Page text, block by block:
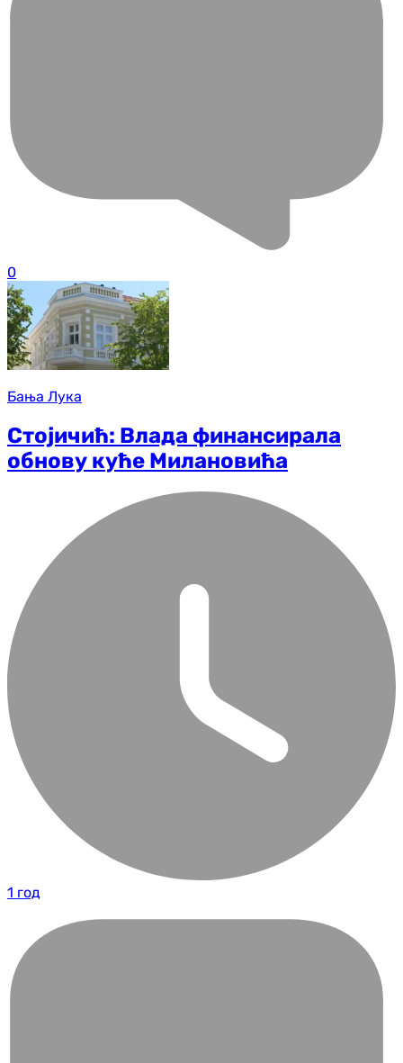
0
Бања Лука
Стојичић: Влада финансирала
обнову куће Милановића
1 год